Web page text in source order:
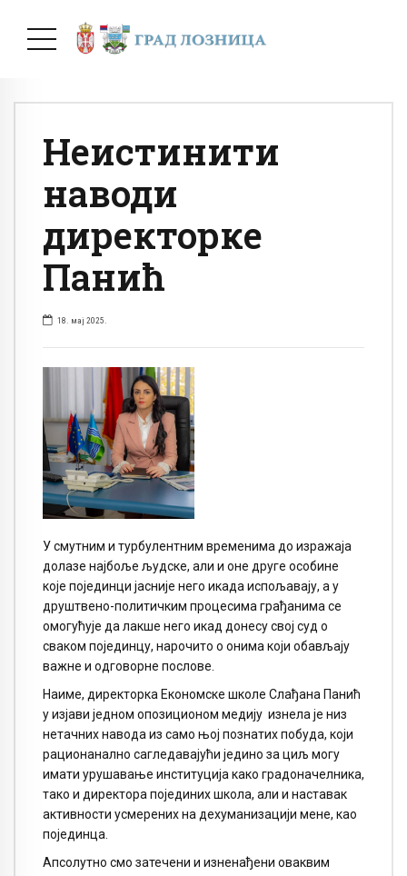
Неистинити
наводи
директорке
Панић
18. мај 2025.
У смутним и турбулентним временима до изражаја
долазе најбоље људске, али и оне друге особине
које појединци јасније него икада испољавају, а у
друштвено-политичким процесима грађанима се
омогућује да лакше него икад донесу свој суд о
сваком појединцу, нарочито о онима који обављају
важне и одговорне послове.
Наиме, директорка Економске школе Слађана Панић
у изјави једном опозиционом медију изнела је низ
нетачних навода из само њој познатих побуда, који
рационанално сагледавајући једино за циљ могу
имати урушавање институција како градоначелника,
тако и директора појединих школа, али и наставак
активности усмерених на дехуманизацији мене, као
појединца.
Апсолутно смо затечени и изненађени оваквим